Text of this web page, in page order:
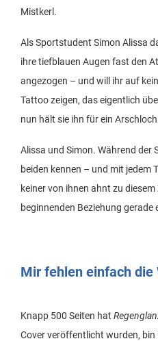
Mistkerl.
Als Sportstudent Simon Alissa
ihre tiefblauen Augen fast den
angezogen – und will ihr auf
Tattoo zeigen, das eigentlich
nun hält sie ihn für ein
Alissa und Simon. Während der
beiden kennen – und mit jedem
keiner von ihnen ahnt zu
beginnenden Beziehung gerade
Mir fehlen einfach die
Knapp 500 Seiten hat
Cover veröffentlicht wurden, bin